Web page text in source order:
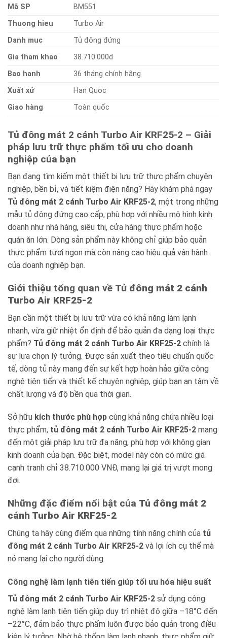
Mã SP
BM551
Thuong hieu
Turbo Air
Danh muc
Tủ đông đứng
Gia tham khao
38.710.000d
Bao hanh
36 tháng chính hãng
Xuất xứ
Han Quoc
Giao hàng
Toàn quốc
Tủ đông mát 2 cánh Turbo Air KRF25-2 – Giải
pháp lưu trữ thực phẩm tối ưu cho doanh
nghiệp của bạn
Bạn đang tìm kiếm một thiết bị lưu trữ thực phẩm chuyên
nghiệp, bền bỉ, và tiết kiệm điện năng? Hãy khám phá ngay
Tủ đông mát 2 cánh Turbo Air KRF25-2, một trong những
mẫu tủ đông đứng cao cấp, phù hợp với nhiều mô hình kinh
doanh như nhà hàng, siêu thị, cửa hàng thực phẩm hoặc
quán ăn lớn. Dòng sản phẩm này không chỉ giúp bảo quản
thực phẩm tươi ngon mà còn nâng cao hiệu quả vận hành
của doanh nghiệp bạn.
Giới thiệu tổng quan về Tủ đông mát 2 cánh
Turbo Air KRF25-2
Bạn cần một thiết bị lưu trữ vừa có khả năng làm lạnh
nhanh, vừa giữ nhiệt ổn định để bảo quản đa dạng loại thực
phẩm? Tủ đông mát 2 cánh Turbo Air KRF25-2 chính là
sự lựa chọn lý tưởng. Được sản xuất theo tiêu chuẩn quốc
tế, dòng tủ này mang đến sự kết hợp hoàn hảo giữa công
nghệ tiên tiến và thiết kế chuyên nghiệp, giúp bạn an tâm về
chất lượng và độ bền qua thời gian.
Sở hữu kích thước phù hợp cùng khả năng chứa nhiều loại
thực phẩm, tủ đông mát 2 cánh Turbo Air KRF25-2 mang
đến một giải pháp lưu trữ đa năng, phù hợp với không gian
kinh doanh của bạn. Đặc biệt, model này còn có mức giá
cạnh tranh chỉ 38.710.000 VNĐ, mang lại giá trị vượt mong
đợi.
Những đặc điểm nổi bật của Tủ đông mát 2
cánh Turbo Air KRF25-2
Chúng ta hãy cùng điểm qua những tính năng chính của tủ
đông mát 2 cánh Turbo Air KRF25-2 và lợi ích cụ thể mà
nó mang lại cho người dùng.
Công nghệ làm lạnh tiên tiến giúp tối ưu hóa hiệu suất
Tủ đông mát 2 cánh Turbo Air KRF25-2 sử dụng công
nghệ làm lạnh tiên tiến giúp duy trì nhiệt độ giữa –18°C đến
–22°C, đảm bảo thực phẩm luôn được bảo quản trong điều